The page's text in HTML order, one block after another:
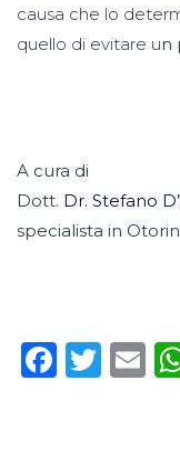
causa che lo
quello di evitare un
A cura di
Dott. Dr. Stefano
specialista in